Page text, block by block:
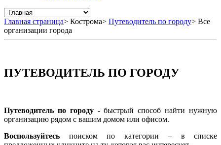
Главная страница> Кострома> Путеводитель по городу> Все
организации города
ПУТЕВОДИТЕЛЬ ПО ГОРОДУ
Путеводитель по городу- быстрый способ найти нужную
организацию рядом с вашим домом или офисом.
Воспользуйтесь поиском по категории – в списке